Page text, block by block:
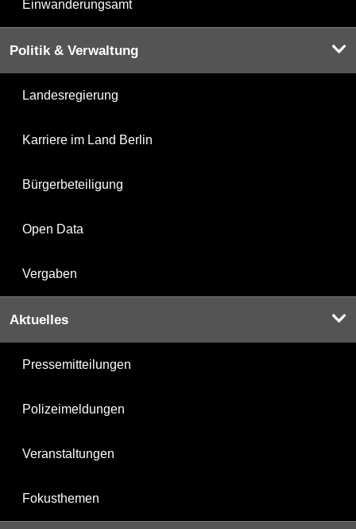
Einwanderungsamt
Politik & Verwaltung
Landesregierung
Karriere im Land Berlin
Bürgerbeteiligung
Open Data
Vergaben
Aktuelles
Pressemitteilungen
Polizeimeldungen
Veranstaltungen
Fokusthemen